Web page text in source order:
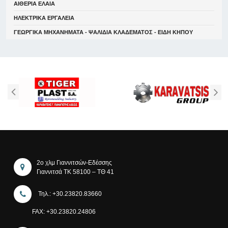
ΑΙΘΕΡΙΑ ΕΛΑΙΑ
ΗΛΕΚΤΡΙΚΑ ΕΡΓΑΛΕΙΑ
ΓΕΩΡΓΙΚΑ ΜΗΧΑΝΗΜΑΤΑ - ΨΑΛΙΔΙΑ ΚΛΑΔΕΜΑΤΟΣ - ΕΙΔΗ ΚΗΠΟΥ
2ο χλμ Γιαννιτσών-Εδέσσης
Γιαννιτσά ΤΚ 58100 – ΤΘ 41
Τηλ.: +30.23820.83660
FAX: +30.23820.24806